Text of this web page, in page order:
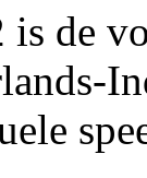
is de